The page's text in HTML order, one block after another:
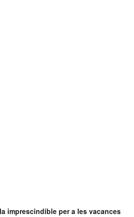
imprescindible per a les vacances